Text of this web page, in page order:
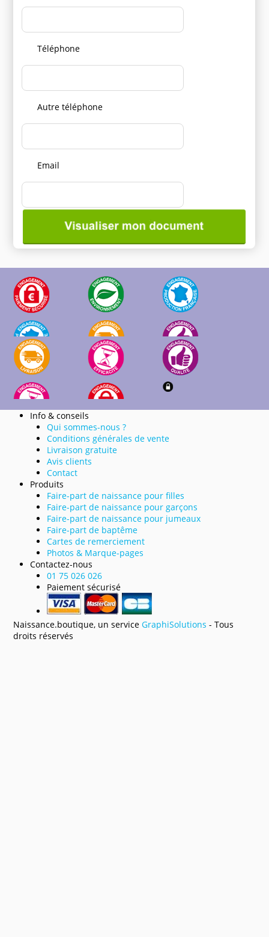
Téléphone
Autre téléphone
Email
Info & conseils
Qui sommes-nous ?
Conditions générales de vente
Livraison gratuite
Avis clients
Contact
Produits
Faire-part de naissance pour filles
Faire-part de naissance pour garçons
Faire-part de naissance pour jumeaux
Faire-part de baptême
Cartes de remerciement
Photos & Marque-pages
Contactez-nous
01 75 026 026
Paiement sécurisé
Naissance.boutique, un serviceGraphiSolutions - Tous
droits réservés